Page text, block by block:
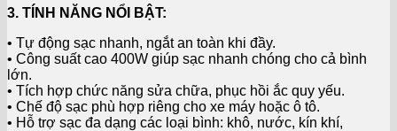
3. TÍNH NĂNG NỔI BẬT:
• Tự động sạc nhanh, ngắt an toàn khi đầy.
• Công suất cao 400W giúp sạc nhanh chóng cho cả bình
lớn.
• Tích hợp chức năng sửa chữa, phục hồi ắc quy yếu.
• Chế độ sạc phù hợp riêng cho xe máy hoặc ô tô.
• Hỗ trợ sạc đa dạng các loại bình: khô, nước, kín khí,